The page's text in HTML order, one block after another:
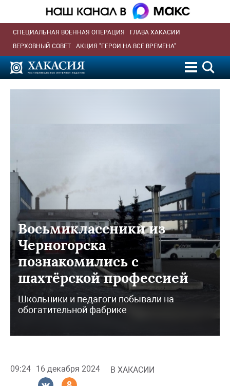
СПЕЦИАЛЬНАЯ ВОЕННАЯ ОПЕРАЦИЯ
ГЛАВА ХАКАСИИ
ВЕРХОВНЫЙ СОВЕТ
АКЦИЯ "ГЕРОИ НА ВСЕ ВРЕМЕНА"
Восьмиклассники из
Черногорска
познакомились с
шахтёрской профессией
Школьники и педагоги побывали на
обогатительной фабрике
09:24 16 декабря 2024 В ХАКАСИИ